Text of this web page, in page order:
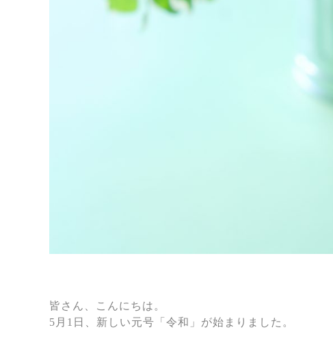
皆さん、こんにちは。
5月1日、新しい元号「令和」が始まりました。